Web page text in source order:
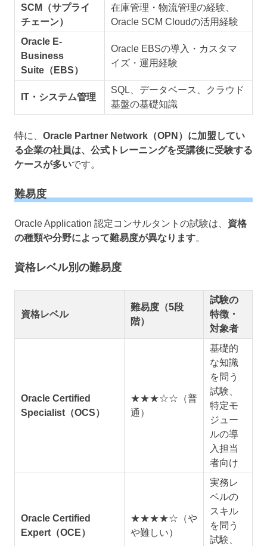
SCM（サプライ
チェーン）
在庫管理・物流管理の経験、
Oracle SCM Cloudの活用経験
Oracle E-
Business
Suite（EBS）
Oracle EBSの導入・カスタマ
イズ・運用経験
IT・システム管理
SQL、データベース、クラウド
基盤の基礎知識
特に、 Oracle Partner Network（OPN）に加盟してい
る企業の社員は、公式トレーニングを受講後に受験する
ケースが多いです。
難易度
Oracle Application 認定コンサルタントの試験は、 資格
の種類や分野によって難易度が異なります。
資格レベル別の難易度
資格レベル
難易度（5段
階）
試験の
特徴・
対象者
Oracle Certified
Specialist（OCS）
★★★☆☆（普
通）
基礎的
な知識
を問う
試験、
特定モ
ジュー
ルの導
入担当
者向け
Oracle Certified
Expert（OCE）
★★★★☆（や
や難しい）
実務レ
ベルの
スキル
を問う
試験、